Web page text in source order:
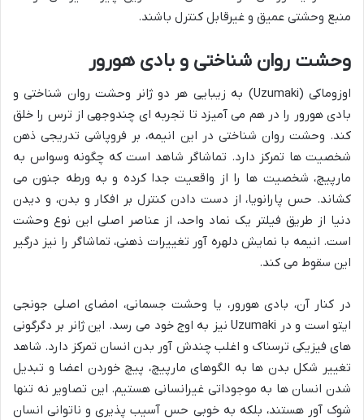
منبع وحشتی عمیق و غیرقابل کنترل باشند.
وحشت روان شناختی و بادی هورور
اوزوماکی (Uzumaki) به زیبایی هر دو ژانر وحشت روان شناختی و
بادی هورور را در هم می آمیزد تا تجربه ای چندوجهی از ترس را خلق
کند. وحشت روان شناختی در این انیمه، بر فروپاشی تدریجی ذهن
شخصیت ها تمرکز دارد. تماشاگر شاهد است که چگونه وسواس به
مارپیچ، شخصیت ها را از واقعیت جدا کرده و به ورطه جنون می
کشاند. حس پارانویا، از دست دادن کنترل بر افکار و بدن، و دیدن
دنیا از طریق فیلتر یک نماد واحد، از عناصر اصلی این نوع وحشت
است. انیمه با نمایش دلهره آور تغییرات ذهنی، تماشاگر را نیز درگیر
این سقوط می کند.
در کنار آن، بادی هورور، یا وحشت جسمانی، امضای اصلی جونجی
ایتو است و در Uzumakiنیز به اوج خود می رسد. این ژانر بر دگرگونی
های فیزیکی ترسناک و اغلب چندش آور بدن انسان تمرکز دارد. شاهد
تغییر شکل بدن ها به الگوهای مارپیچ، پیچ خوردن اعضا و تبدیل
شدن انسان ها به موجوداتی غیرانسانی هستیم. این تصاویر نه تنها
شوک آور هستند، بلکه به خوبی حس آسیب پذیری و ناتوانی انسان